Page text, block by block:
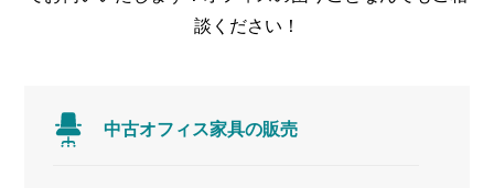
談ください！
中古オフィス家具の販売